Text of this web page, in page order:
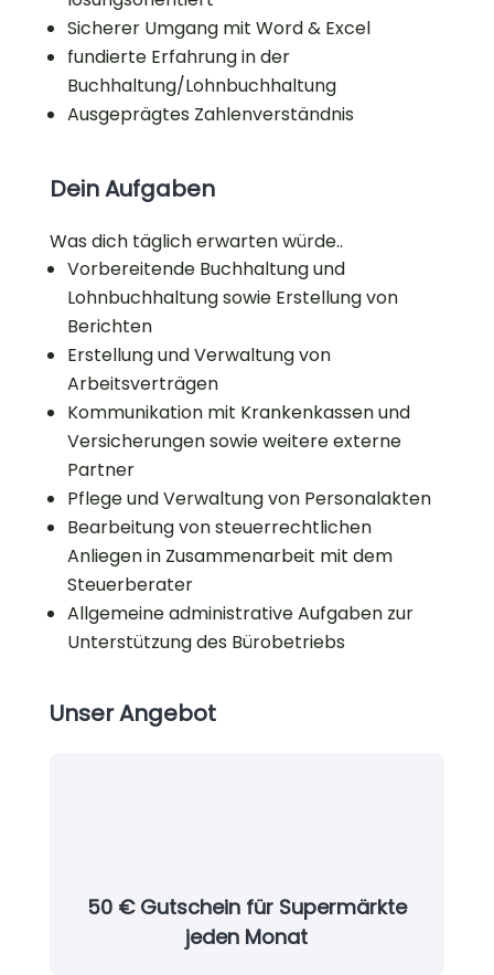
Sicherer Umgang mit Word & Excel
fundierte Erfahrung in der
Buchhaltung/Lohnbuchhaltung
Ausgeprägtes Zahlenverständnis
Dein Aufgaben
Was dich täglich erwarten würde..
Vorbereitende Buchhaltung und
Lohnbuchhaltung sowie Erstellung von
Berichten
Erstellung und Verwaltung von
Arbeitsverträgen
Kommunikation mit Krankenkassen und
Versicherungen sowie weitere externe
Partner
Pflege und Verwaltung von Personalakten
Bearbeitung von steuerrechtlichen
Anliegen in Zusammenarbeit mit dem
Steuerberater
Allgemeine administrative Aufgaben zur
Unterstützung des Bürobetriebs
Unser Angebot
50 € Gutschein für Supermärkte
jeden Monat